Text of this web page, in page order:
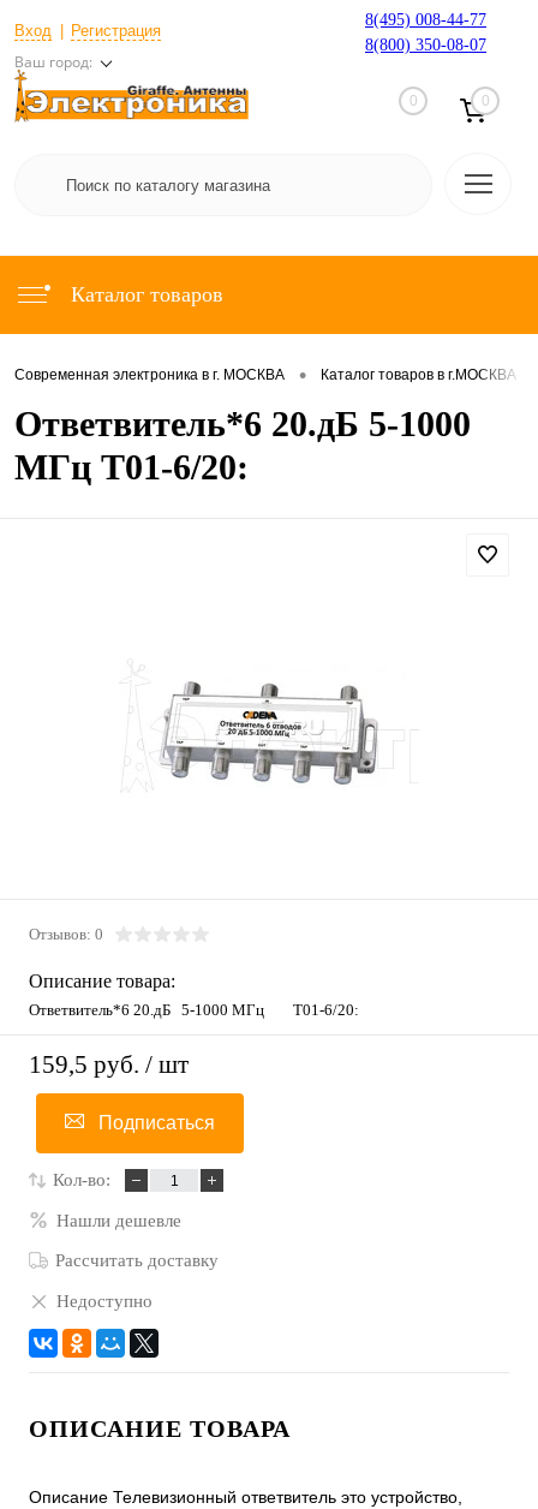
Вход Регистрация
Ваш город:
8(495) 008-44-77
8(800) 350-08-07
0 0
Каталог товаров
Современная электроника в г. МОСКВА • Каталог товаров в г.МОСКВА
Ответвитель*6 20.дБ 5-1000
МГц T01-6/20:
Отзывов: 0
Описание товара:
Ответвитель*6 20.дБ 5-1000 МГц T01-6/20:
159,5 руб. / шт
Подписаться
Кол-во:
Нашли дешевле
Рассчитать доставку
Недоступно
ОПИСАНИЕ ТОВАРА
Описание Телевизионный ответвитель это устройство,